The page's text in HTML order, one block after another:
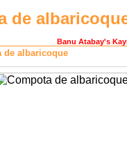
de
Banu Atabay's
de albaricoque